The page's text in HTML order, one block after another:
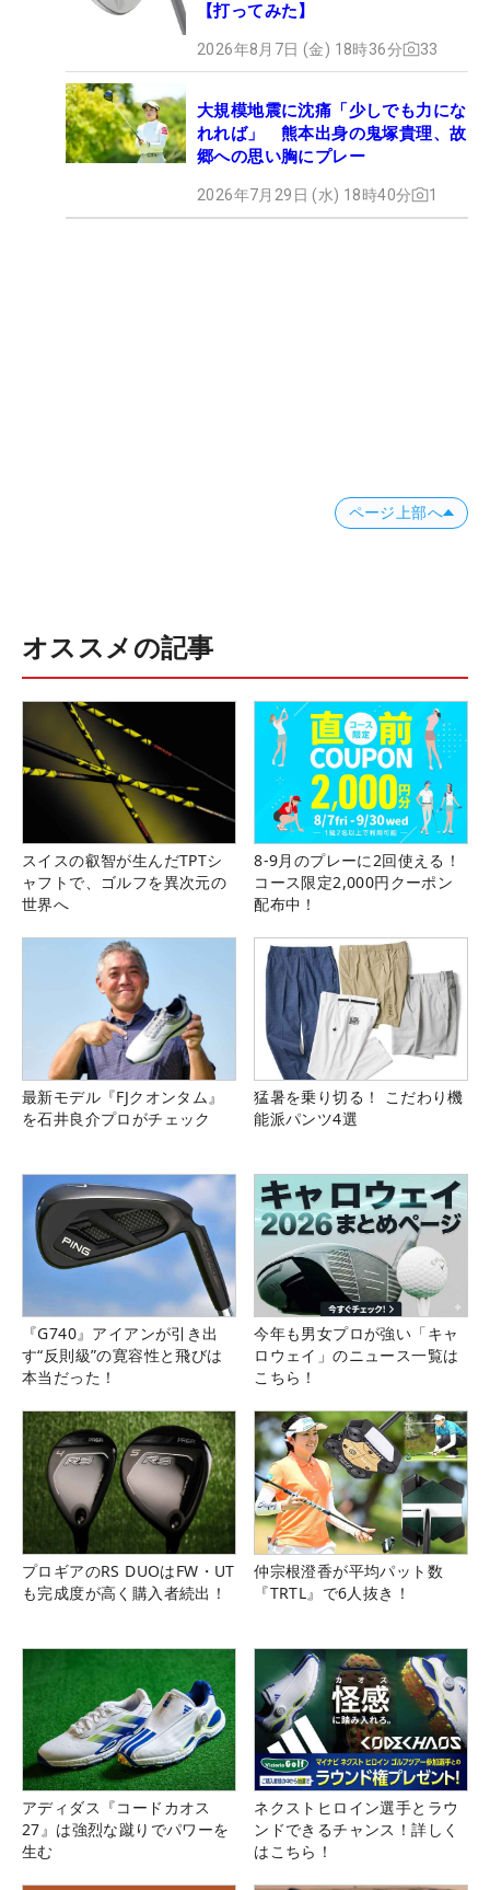
【打ってみた】
2026年8月7日 (金) 18時36分 33
大規模地震に沈痛「少しでも力にな
れれば」 熊本出身の鬼塚貴理、故
郷への思い胸にプレー
2026年7月29日 (水) 18時40分 1
ページ上部へ
オススメの記事
スイスの叡智が生んだTPTシ
ャフトで、ゴルフを異次元の
世界へ
8-9月のプレーに2回使える！
コース限定2,000円クーポン
配布中！
最新モデル『FJクオンタム』
を石井良介プロがチェック
猛暑を乗り切る！ こだわり機
能派パンツ4選
『G740』アイアンが引き出
す“反則級”の寛容性と飛びは
本当だった！
今年も男女プロが強い「キャ
ロウェイ」のニュース一覧は
こちら！
プロギアのRS DUOはFW・UT
も完成度が高く購入者続出！
仲宗根澄香が平均パット数
『TRTL』で6人抜き！
アディダス『コードカオス
27』は強烈な蹴りでパワーを
生む
ネクストヒロイン選手とラウ
ンドできるチャンス！詳しく
はこちら！